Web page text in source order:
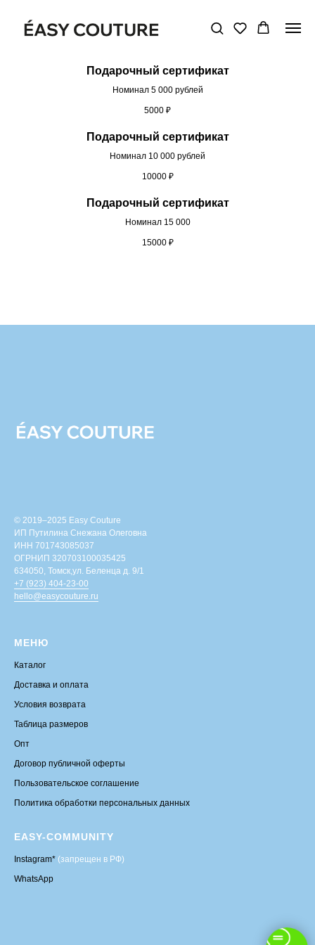
Подарочный сертификат
Номинал 5 000 рублей
5000 ₽
Подарочный сертификат
Номинал 10 000 рублей
10000 ₽
Подарочный сертификат
Номинал 15 000
15000 ₽
© 2019–2025 Easy Couture
ИП Путилина Снежана Олеговна
ИНН 701743085037
ОГРНИП 320703100035425
634050, Томск,ул. Беленца д. 9/1
+7 (923) 404-23-00
hello@easycouture.ru
МЕНЮ
Каталог
Доставка и оплата
Условия возврата
Таблица размеров
Опт
Договор публичной оферты
Пользовательское соглашение
Политика обработки персональных данных
EASY-COMMUNITY
Instagram* (запрещен в РФ)
WhatsApp